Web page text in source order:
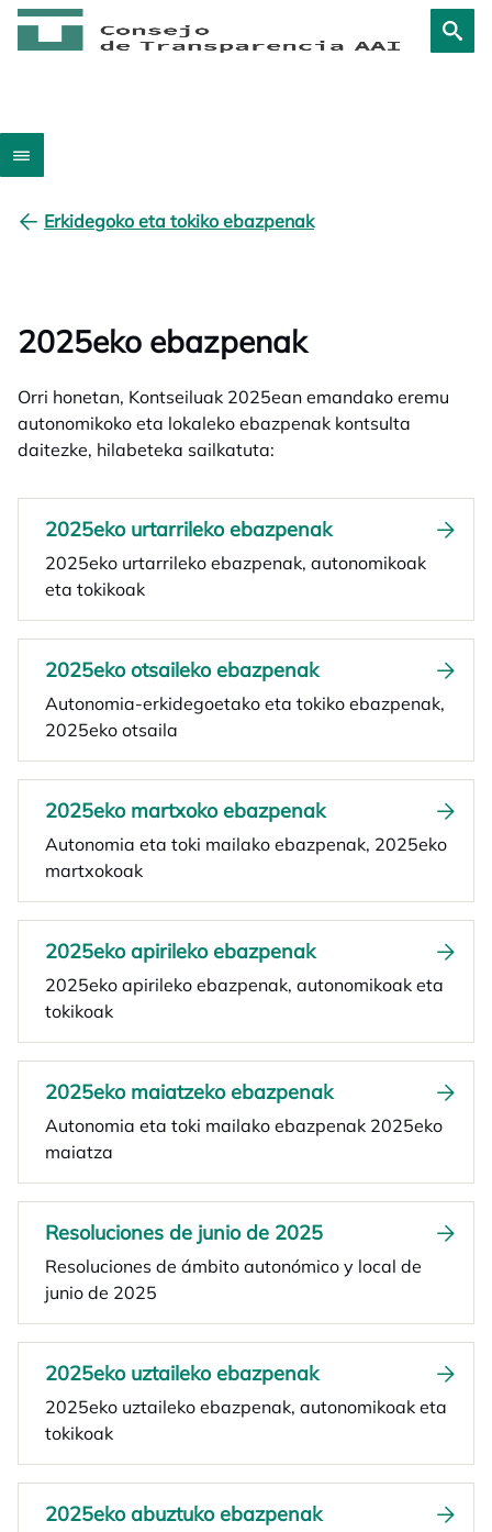
Erkidegoko eta tokiko ebazpenak
2025eko ebazpenak
Orri honetan, Kontseiluak 2025ean emandako eremu
autonomikoko eta lokaleko ebazpenak kontsulta
daitezke, hilabeteka sailkatuta:
2025eko urtarrileko ebazpenak
2025eko urtarrileko ebazpenak, autonomikoak
eta tokikoak
2025eko otsaileko ebazpenak
Autonomia-erkidegoetako eta tokiko ebazpenak,
2025eko otsaila
2025eko martxoko ebazpenak
Autonomia eta toki mailako ebazpenak, 2025eko
martxokoak
2025eko apirileko ebazpenak
2025eko apirileko ebazpenak, autonomikoak eta
tokikoak
2025eko maiatzeko ebazpenak
Autonomia eta toki mailako ebazpenak 2025eko
maiatza
Resoluciones de junio de 2025
Resoluciones de ámbito autonómico y local de
junio de 2025
2025eko uztaileko ebazpenak
2025eko uztaileko ebazpenak, autonomikoak eta
tokikoak
2025eko abuztuko ebazpenak